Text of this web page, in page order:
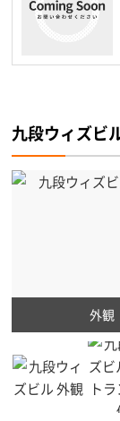
九段ウィズビ
外観